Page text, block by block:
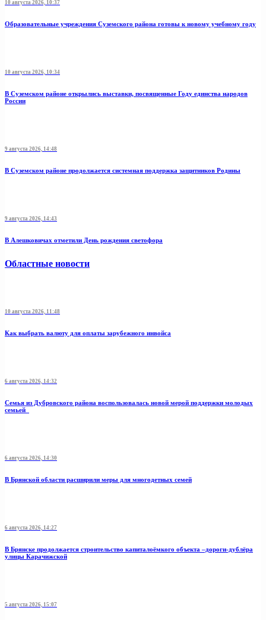
10 августа 2026, 10:37
Образовательные учреждения Суземского района готовы к новому учебному году
10 августа 2026, 10:34
В Суземском районе открылись выставки, посвященные Году единства народов
России
9 августа 2026, 14:48
В Суземском районе продолжается системная поддержка защитников Родины
9 августа 2026, 14:43
В Алешковичах отметили День рождения светофора
Областные новости
10 августа 2026, 11:48
Как выбрать валюту для оплаты зарубежного инвойса
6 августа 2026, 14:32
Семья из Дубровского района воспользовалась новой мерой поддержки молодых
семьей
6 августа 2026, 14:30
В Брянской области расширили меры для многодетных семей
6 августа 2026, 14:27
В Брянске продолжается строительство капиталоёмкого объекта –дороги-дублёра
улицы Карачижской
5 августа 2026, 15:07